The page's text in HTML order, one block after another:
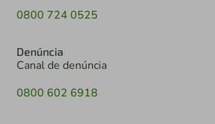
0800 724 0525
Denúncia
Canal de denúncia
0800 602 6918